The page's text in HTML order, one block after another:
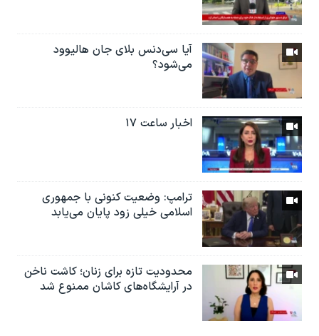
آیا سی‌دنس بلای جان هالیوود
می‌شود؟
اخبار ساعت ۱۷
ترامپ: وضعیت کنونی با جمهوری
اسلامی خیلی زود پایان می‌یابد
محدودیت تازه برای زنان؛ کاشت ناخن
در آرایشگاه‌های کاشان ممنوع شد